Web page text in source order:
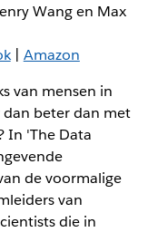
Wang en Max
| Amazon
van mensen in
dan beter dan met
In 'The Data
de voormalige
van
die in